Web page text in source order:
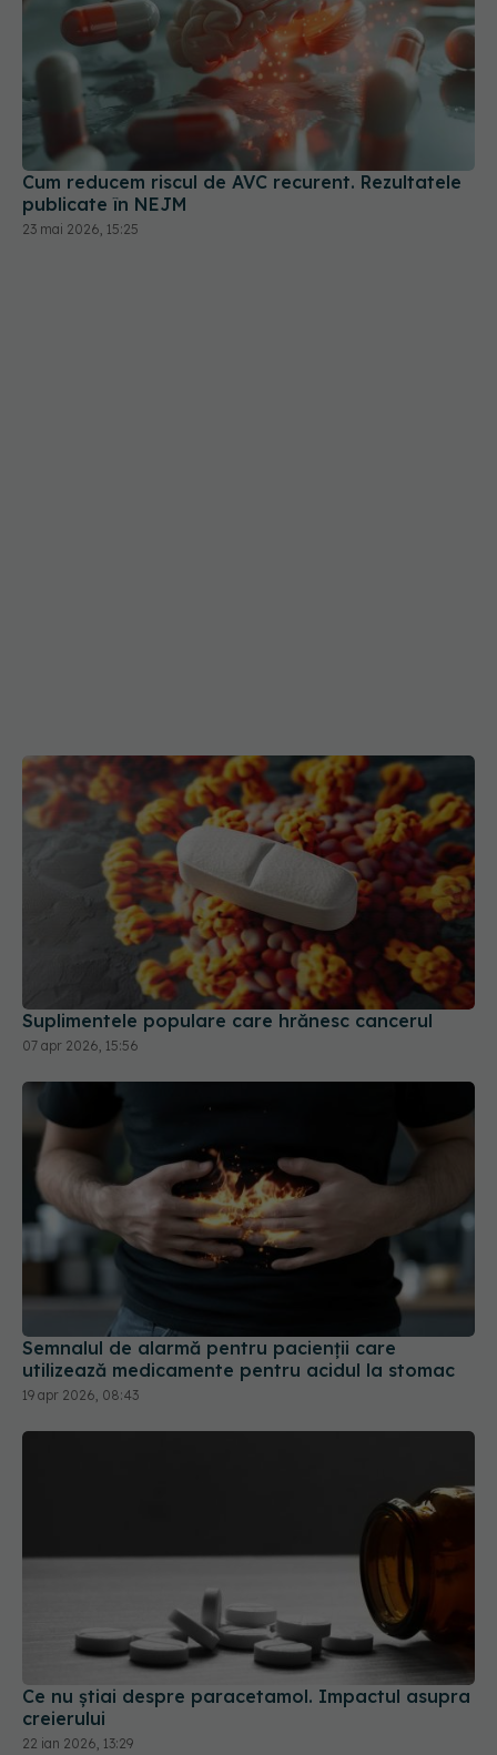
Cum reducem riscul de AVC recurent. Rezultatele
publicate în NEJM
23 mai 2026, 15:25
Suplimentele populare care hrănesc cancerul
07 apr 2026, 15:56
Semnalul de alarmă pentru pacienții care
utilizează medicamente pentru acidul la stomac
19 apr 2026, 08:43
Ce nu știai despre paracetamol. Impactul asupra
creierului
22 ian 2026, 13:29